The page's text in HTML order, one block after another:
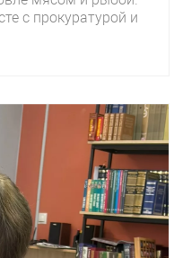
с прокуратурой и